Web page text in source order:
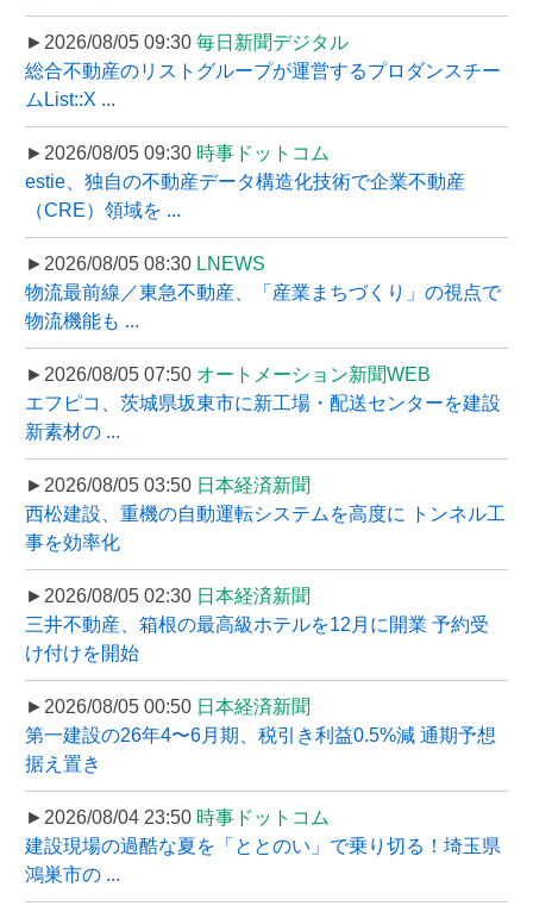
►2026/08/05 09:30 毎日新聞デジタル
総合不動産のリストグループが運営するプロダンスチー
ムList::X ...
►2026/08/05 09:30 時事ドットコム
estie、独自の不動産データ構造化技術で企業不動産
（CRE）領域を ...
►2026/08/05 08:30 LNEWS
物流最前線／東急不動産、「産業まちづくり」の視点で
物流機能も ...
►2026/08/05 07:50 オートメーション新聞WEB
エフピコ、茨城県坂東市に新工場・配送センターを建設
新素材の ...
►2026/08/05 03:50 日本経済新聞
西松建設、重機の自動運転システムを高度に トンネル工
事を効率化
►2026/08/05 02:30 日本経済新聞
三井不動産、箱根の最高級ホテルを12月に開業 予約受
け付けを開始
►2026/08/05 00:50 日本経済新聞
第一建設の26年4〜6月期、税引き利益0.5%減 通期予想
据え置き
►2026/08/04 23:50 時事ドットコム
建設現場の過酷な夏を「ととのい」で乗り切る！埼玉県
鴻巣市の ...